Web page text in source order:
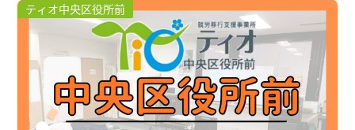
ティオ中央区役所前